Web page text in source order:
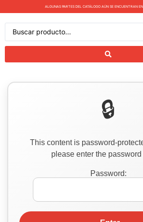
ALGUNAS PARTES DEL CATÁLOGO AÚN SE ENCUENTRAN
This content is password-
please enter the password
Password: